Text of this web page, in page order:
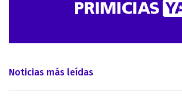
Noticias más leídas